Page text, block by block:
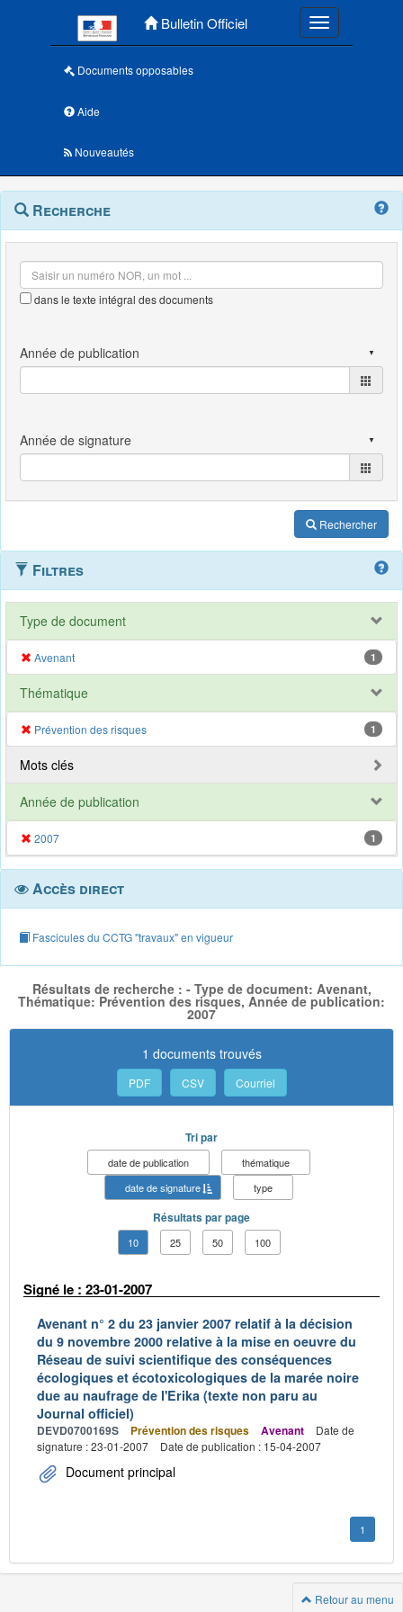
Bulletin Officiel Toggle
Documents opposables
Aide
Nouveautés
Navigation
outils
Menu
contextuel
Recherche
dans le texte intégral des documents
Rechercher
Filtres
Type de document
Avenant 1
Thématique
Prévention des risques 1
Mots clés
Année de publication
2007 1
Accès direct
Fascicules du CCTG "travaux" en vigueur
Résultats de recherche : - Type de document: Avenant,
Thématique: Prévention des risques, Année de publication:
2007
1 documents trouvés
PDF CSV Courriel
Tri par
date de publication
thématique
date de signature
type
Résultats par page
10 25 50 100
Signé le : 23-01-2007
Avenant n° 2 du 23 janvier 2007 relatif à la décision
du 9 novembre 2000 relative à la mise en oeuvre du
Réseau de suivi scientifique des conséquences
écologiques et écotoxicologiques de la marée noire
due au naufrage de l'Erika (texte non paru au
Journal officiel)
DEVD0700169S Prévention des risques Avenant
Date de
signature : 23-01-2007
Date de publication : 15-04-2007
Document principal
1
Retour au menu